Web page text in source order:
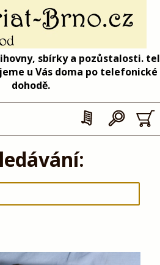
sbírky a pozůstalosti. tel
u Vás doma po telefonické
dohodě.